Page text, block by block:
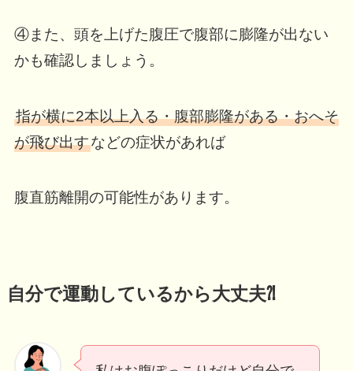
④また、頭を上げた腹圧で腹部に膨隆が出ない
かも確認しましょう。
指が横に2本以上入る・腹部膨隆がある・おへそ
が飛び出すなどの症状があれば
腹直筋離開の可能性があります。
自分で運動しているから大丈夫⁈